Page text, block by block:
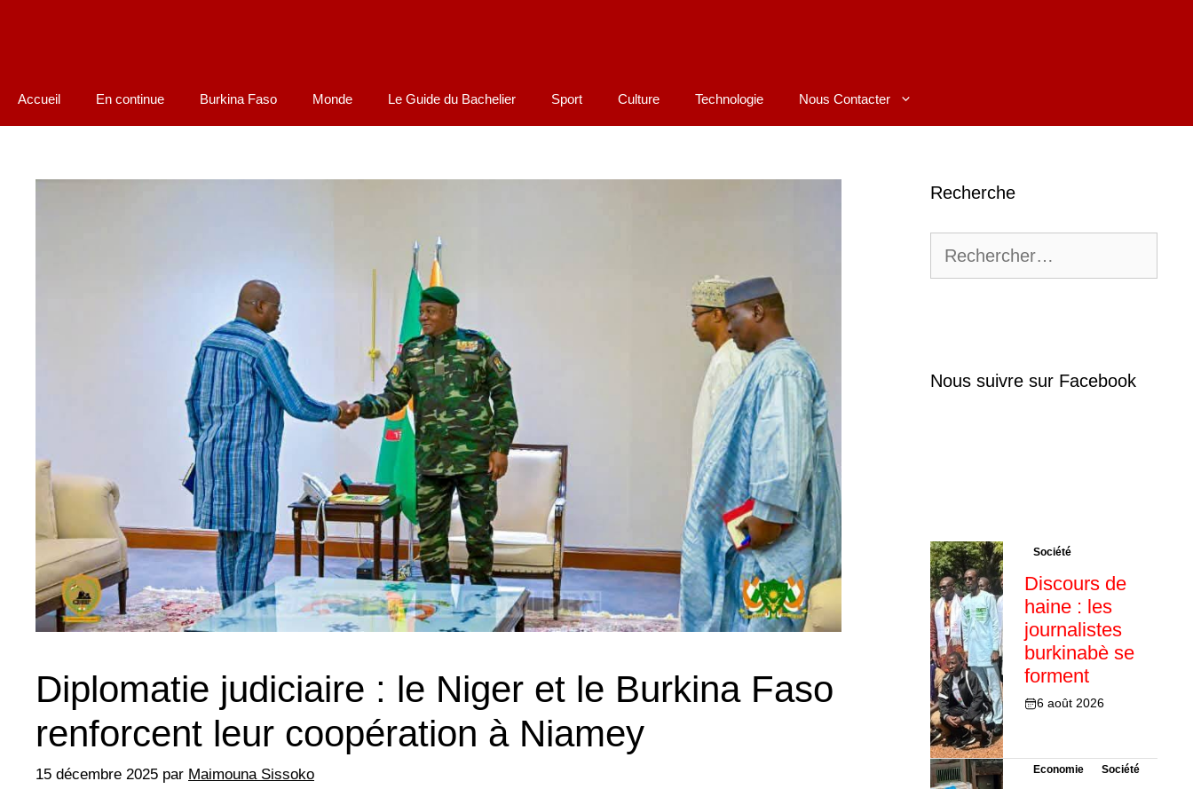
Accueil En continue Burkina Faso Monde Le Guide du Bachelier Sport Culture Technologie Nous Contacter
Diplomatie judiciaire : le Niger et le Burkina Faso
renforcent leur coopération à Niamey
15 décembre 2025 par Maimouna Sissoko
Recherche
Nous suivre sur Facebook
Société
Discours de
haine : les
journalistes
burkinabè se
forment
6 août 2026
Economie Société